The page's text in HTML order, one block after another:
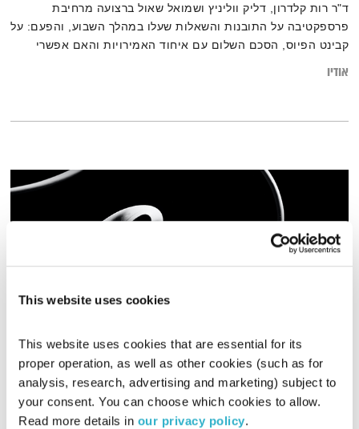
This website uses cookies
This website uses cookies that are essential for its
proper operation, as well as other cookies (such as for
analysis, research, advertising and marketing) subject to
your consent. You can choose which cookies to allow.
Read more details in our privacy policy.
ד"ר רות קלדרון, דליק ווליניץ ושמואל שאול ברצועה מרחיבת
פרספקטיבה על התובנות והשאלות שעלו במהלך השבוע, והפעם: על
קבינט הפיוס, הסכם השלום עם איחוד האמירויות והאם אפשרי
אודיו
התעוררות – 13.7.22
התעוררות
גליה גלעדי
13.07.22
01:27:48